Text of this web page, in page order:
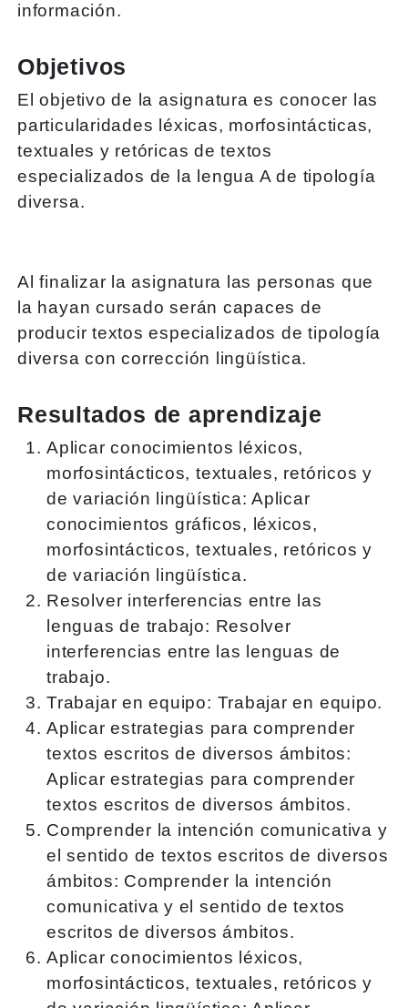
información.
Objetivos
El objetivo de la asignatura es conocer las
particularidades léxicas, morfosintácticas,
textuales y retóricas de textos
especializados de la lengua A de tipología
diversa.
Al finalizar la asignatura las personas que
la hayan cursado serán capaces de
producir textos especializados de tipología
diversa con corrección lingüística.
Resultados de aprendizaje
Aplicar conocimientos léxicos,
morfosintácticos, textuales, retóricos y
de variación lingüística: Aplicar
conocimientos gráficos, léxicos,
morfosintácticos, textuales, retóricos y
de variación lingüística.
Resolver interferencias entre las
lenguas de trabajo: Resolver
interferencias entre las lenguas de
trabajo.
Trabajar en equipo: Trabajar en equipo.
Aplicar estrategias para comprender
textos escritos de diversos ámbitos:
Aplicar estrategias para comprender
textos escritos de diversos ámbitos.
Comprender la intención comunicativa y
el sentido de textos escritos de diversos
ámbitos: Comprender la intención
comunicativa y el sentido de textos
escritos de diversos ámbitos.
Aplicar conocimientos léxicos,
morfosintácticos, textuales, retóricos y